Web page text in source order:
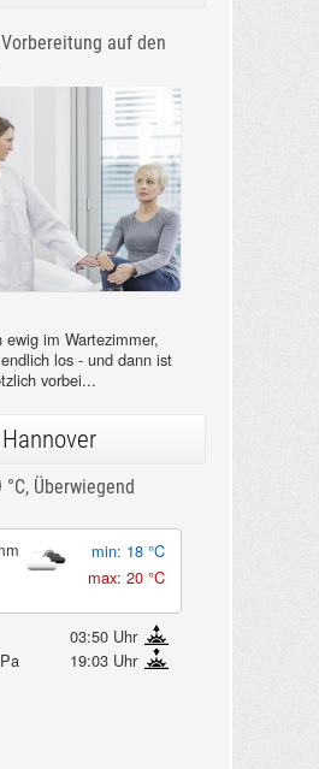
auf den
ewig im Wartezimmer,
los - und dann ist
vorbei...
Überwiegend
min: 18 °C
max: 20 °C
03:50 Uhr
19:03 Uhr